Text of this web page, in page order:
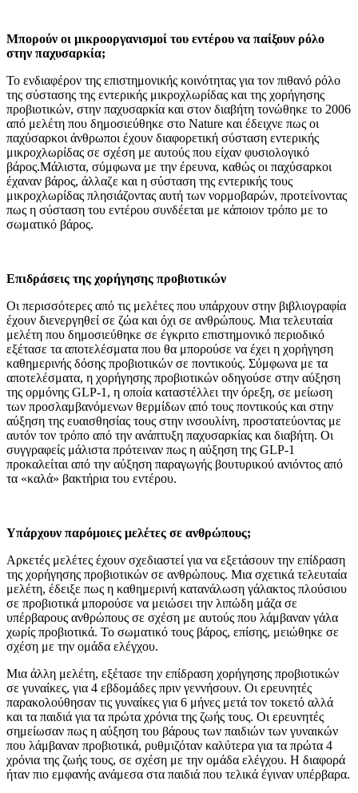
Μπορούν οι μικροοργανισμοί του εντέρου να παίξουν ρόλο
στην παχυσαρκία;
Το ενδιαφέρον της επιστημονικής κοινότητας για τον πιθανό ρόλο
της σύστασης της εντερικής μικροχλωρίδας και της χορήγησης
προβιοτικών, στην παχυσαρκία και στον διαβήτη τονώθηκε το 2006
από μελέτη που δημοσιεύθηκε στο Nature και έδειχνε πως οι
παχύσαρκοι άνθρωποι έχουν διαφορετική σύσταση εντερικής
μικροχλωρίδας σε σχέση με αυτούς που είχαν φυσιολογικό
βάρος.Μάλιστα, σύμφωνα με την έρευνα, καθώς οι παχύσαρκοι
έχαναν βάρος, άλλαζε και η σύσταση της εντερικής τους
μικροχλωρίδας πλησιάζοντας αυτή των νορμοβαρών, προτείνοντας
πως η σύσταση του εντέρου συνδέεται με κάποιον τρόπο με το
σωματικό βάρος.
Επιδράσεις της χορήγησης προβιοτικών
Οι περισσότερες από τις μελέτες που υπάρχουν στην βιβλιογραφία
έχουν διενεργηθεί σε ζώα και όχι σε ανθρώπους. Μια τελευταία
μελέτη που δημοσιεύθηκε σε έγκριτο επιστημονικό περιοδικό
εξέτασε τα αποτελέσματα που θα μπορούσε να έχει η χορήγηση
καθημερινής δόσης προβιοτικών σε ποντικούς. Σύμφωνα με τα
αποτελέσματα, η χορήγησης προβιοτικών οδηγούσε στην αύξηση
της ορμόνης GLP-1, η οποία καταστέλλει την όρεξη, σε μείωση
των προσλαμβανόμενων θερμίδων από τους ποντικούς και στην
αύξηση της ευαισθησίας τους στην ινσουλίνη, προστατεύοντας με
αυτόν τον τρόπο από την ανάπτυξη παχυσαρκίας και διαβήτη. Οι
συγγραφείς μάλιστα πρότειναν πως η αύξηση της GLP-1
προκαλείται από την αύξηση παραγωγής βουτυρικού ανιόντος από
τα «καλά» βακτήρια του εντέρου.
Υπάρχουν παρόμοιες μελέτες σε ανθρώπους;
Αρκετές μελέτες έχουν σχεδιαστεί για να εξετάσουν την επίδραση
της χορήγησης προβιοτικών σε ανθρώπους. Μια σχετικά τελευταία
μελέτη, έδειξε πως η καθημερινή κατανάλωση γάλακτος πλούσιου
σε προβιοτικά μπορούσε να μειώσει την λιπώδη μάζα σε
υπέρβαρους ανθρώπους σε σχέση με αυτούς που λάμβαναν γάλα
χωρίς προβιοτικά. Το σωματικό τους βάρος, επίσης, μειώθηκε σε
σχέση με την ομάδα ελέγχου.
Μια άλλη μελέτη, εξέτασε την επίδραση χορήγησης προβιοτικών
σε γυναίκες, για 4 εβδομάδες πριν γεννήσουν. Οι ερευνητές
παρακολούθησαν τις γυναίκες για 6 μήνες μετά τον τοκετό αλλά
και τα παιδιά για τα πρώτα χρόνια της ζωής τους. Οι ερευνητές
σημείωσαν πως η αύξηση του βάρους των παιδιών των γυναικών
που λάμβαναν προβιοτικά, ρυθμιζόταν καλύτερα για τα πρώτα 4
χρόνια της ζωής τους, σε σχέση με την ομάδα ελέγχου. Η διαφορά
ήταν πιο εμφανής ανάμεσα στα παιδιά που τελικά έγιναν υπέρβαρα.